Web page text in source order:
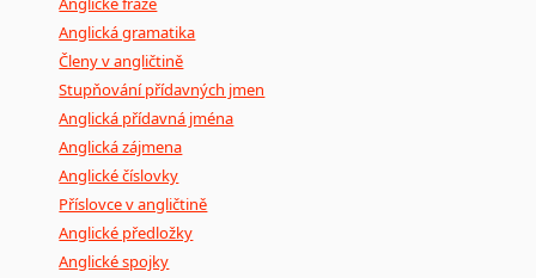
Anglická gramatika
Členy v angličtině
Stupňování přídavných jmen
Anglická přídavná jména
Anglická zájmena
Anglické číslovky
Příslovce v angličtině
Anglické předložky
Anglické spojky